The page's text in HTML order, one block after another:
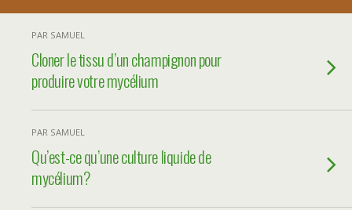
PAR SAMUEL
Cloner le tissu d’un champignon pour
produire votre mycélium
PAR SAMUEL
Qu’est-ce qu’une culture liquide de
mycélium?